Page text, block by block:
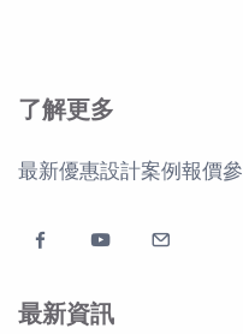
了解更多
最新優惠設計案例 報價
最新資訊